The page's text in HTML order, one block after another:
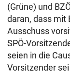
(Grüne) und
daran, dass mit
Ausschuss
SPÖ-
seien in die
Vorsitzender